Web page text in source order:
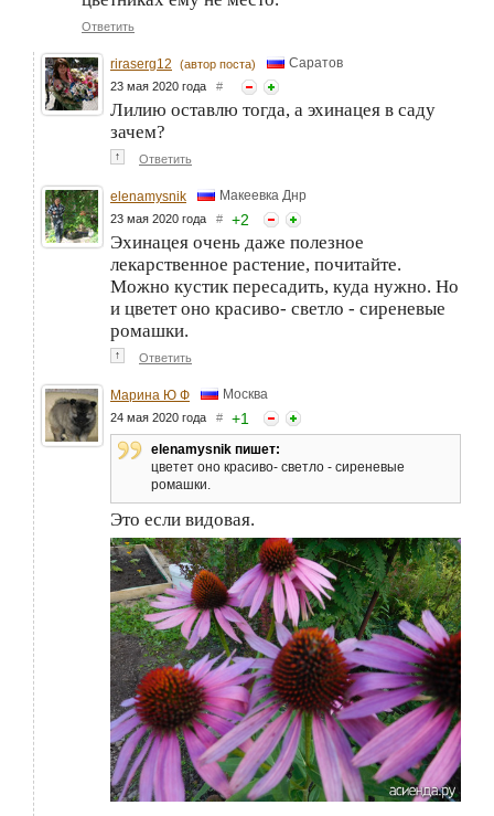
Ответить
riraserg12 (автор поста) Саратов
23 мая 2020 года #
Лилию оставлю тогда, а эхинацея в саду
зачем?
↑ Ответить
elenamysnik Макеевка Днр
23 мая 2020 года # +2
Эхинацея очень даже полезное
лекарственное растение, почитайте.
Можно кустик пересадить, куда нужно. Но
и цветет оно красиво- светло - сиреневые
ромашки.
↑ Ответить
Марина Ю Ф Москва
24 мая 2020 года # +1
elenamysnik пишет:
цветет оно красиво- светло - сиреневые
ромашки.
Это если видовая.